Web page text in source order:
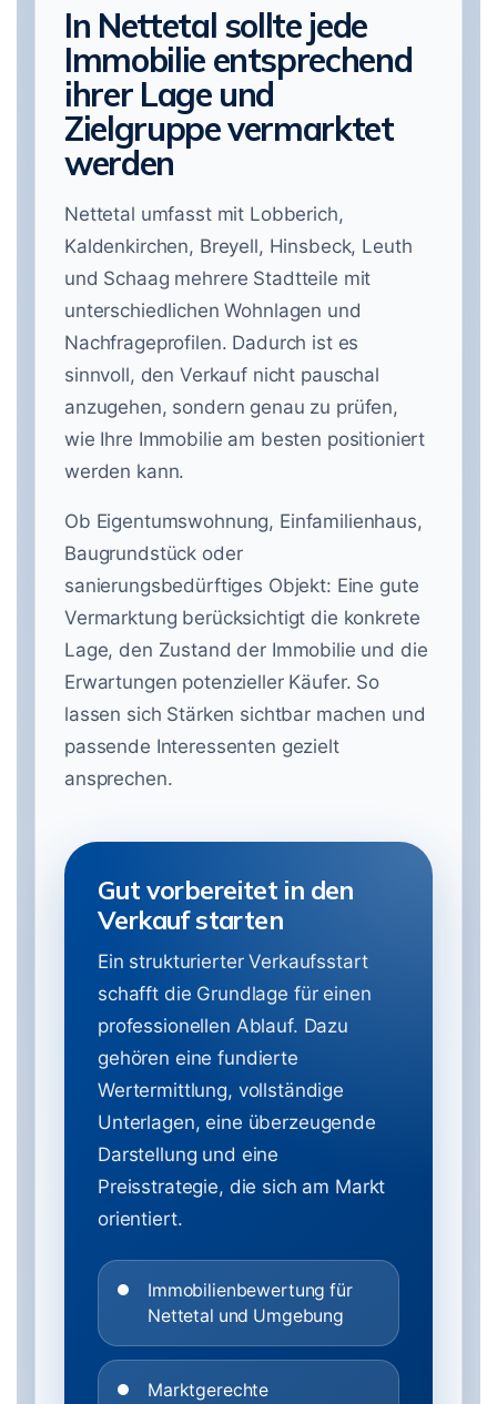
In Nettetal sollte jede
Immobilie entsprechend
ihrer Lage und
Zielgruppe vermarktet
werden
Nettetal umfasst mit Lobberich,
Kaldenkirchen, Breyell, Hinsbeck, Leuth
und Schaag mehrere Stadtteile mit
unterschiedlichen Wohnlagen und
Nachfrageprofilen. Dadurch ist es
sinnvoll, den Verkauf nicht pauschal
anzugehen, sondern genau zu prüfen,
wie Ihre Immobilie am besten positioniert
werden kann.
Ob Eigentumswohnung, Einfamilienhaus,
Baugrundstück oder
sanierungsbedürftiges Objekt: Eine gute
Vermarktung berücksichtigt die konkrete
Lage, den Zustand der Immobilie und die
Erwartungen potenzieller Käufer. So
lassen sich Stärken sichtbar machen und
passende Interessenten gezielt
ansprechen.
Gut vorbereitet in den
Verkauf starten
Ein strukturierter Verkaufsstart
schafft die Grundlage für einen
professionellen Ablauf. Dazu
gehören eine fundierte
Wertermittlung, vollständige
Unterlagen, eine überzeugende
Darstellung und eine
Preisstrategie, die sich am Markt
orientiert.
Immobilienbewertung für
Nettetal und Umgebung
Marktgerechte